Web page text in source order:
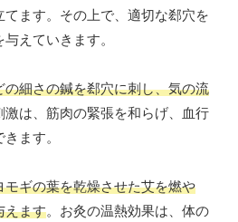
ます。その上で、適切な郄穴を
えていきます。
細さの鍼を郄穴に刺し、気の流
激は、筋肉の緊張を和らげ、血行
ます。
モギの葉を乾燥させた艾を燃や
えます。お灸の温熱効果は、体の